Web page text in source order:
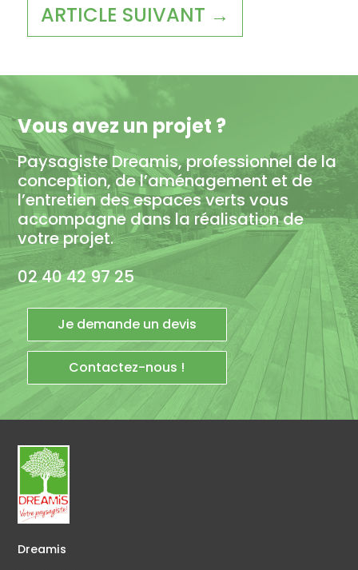
ARTICLE SUIVANT →
Vous avez un projet ?
Paysagiste Dreamis, professionnel de la
conception, de l’aménagement et de
l’entretien des espaces verts vous
accompagne dans la réalisation de
votre projet.
02 40 42 97 25
Je demande un devis
Contactez-nous !
Dreamis